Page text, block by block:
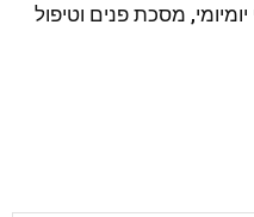
מסכת פנים וטיפול